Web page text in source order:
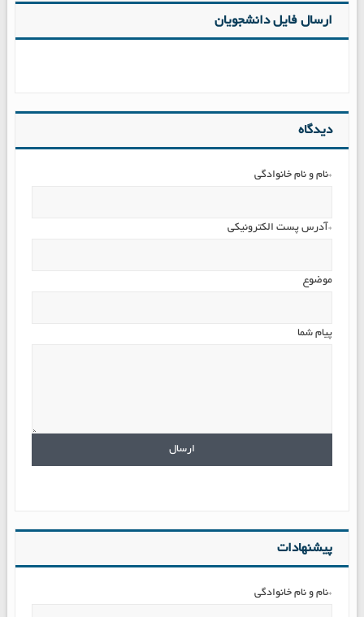
ارسال فایل دانشجویان
دیدگاه
*نام و نام خانوادگی
*آدرس پست الکترونیکی
موضوع
پیام شما
پیشنهادات
*نام و نام خانوادگی